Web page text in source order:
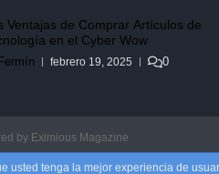
Ventajas de Comprar Artículos de
en el Cyber Wow
Fermín febrero 19, 2025 0
by Eximious Magazine
usted tenga la mejor experiencia de